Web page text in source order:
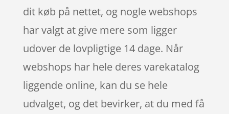
dit køb på nettet, og nogle webshops
har valgt at give mere som ligger
udover de lovpligtige 14 dage. Når
webshops har hele deres varekatalog
liggende online, kan du se hele
udvalget, og det bevirker, at du med få